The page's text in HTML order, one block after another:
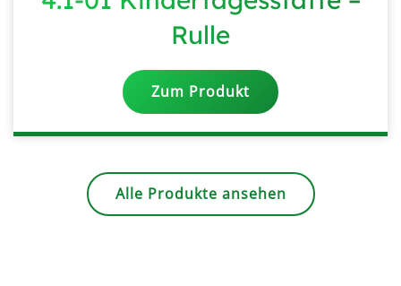
Rulle
Zum Produkt
Alle Produkte ansehen